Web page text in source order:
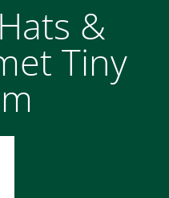
&
Tiny